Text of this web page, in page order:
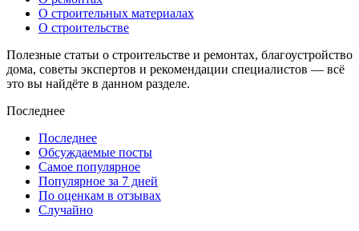
О строительных материалах
О строительстве
Полезные статьи о строительстве и ремонтах, благоустройство
дома, советы экспертов и рекомендации специалистов — всё
это вы найдёте в данном разделе.
Последнее
Последнее
Обсуждаемые посты
Самое популярное
Популярное за 7 дней
По оценкам в отзывах
Случайно